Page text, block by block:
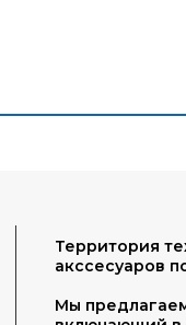
Территория
акссесуаров
Мы